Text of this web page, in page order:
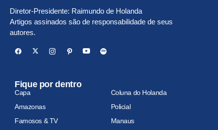
Diretor-Presidente: Raimundo de Holanda
Artigos assinados são de responsabilidade de seus
autores.
Fique por dentro
Capa
Coluna do Holanda
Amazonas
Policial
Famosos & TV
Manaus